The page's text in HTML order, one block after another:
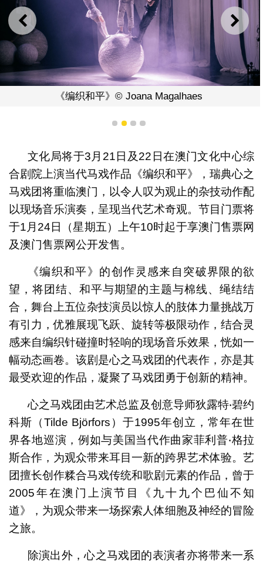
上一则 下一
《编织和平》© Joana Magalhaes
1 2 3 4
文化局将于3月21日及22日在澳门文化中心综
合剧院上演当代马戏作品《编织和平》，瑞典心之
马戏团将重临澳门，以令人叹为观止的杂技动作配
以现场音乐演奏，呈现当代艺术奇观。节目门票将
于1月24日（星期五）上午10时起于享澳门售票网
及澳门售票网公开发售。
《编织和平》的创作灵感来自突破界限的欲
望，将团结、和平与期望的主题与棉线、绳结结
合，舞台上五位杂技演员以惊人的肢体力量挑战万
有引力，优雅展现飞跃、旋转等极限动作，结合灵
感来自编织针碰撞时轻响的现场音乐效果，恍如一
幅动态画卷。该剧是心之马戏团的代表作，亦是其
最受欢迎的作品，凝聚了马戏团勇于创新的精神。
心之马戏团由艺术总监及创意导师狄露特‧碧约
科斯（Tilde Björfors）于1995年创立，常年在世
界各地巡演，例如与美国当代作曲家菲利普‧格拉
斯合作，为观众带来耳目一新的跨界艺术体验。艺
团擅长创作糅合马戏传统和歌剧元素的作品，曾于
2005年在澳门上演节目《九十九个巴仙不知
道》，为观众带来一场探索人体细胞及神经的冒险
之旅。
除演出外，心之马戏团的表演者亦将带来一系